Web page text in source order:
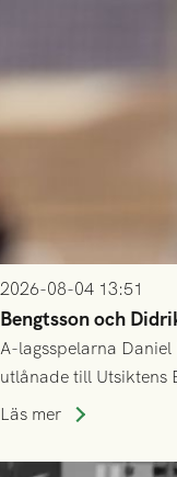
2026-08-04 13:51
Bengtsson och
A-lagsspelarna Daniel
utlånade till Utsiktens
speltid i Hestrafors
Läs mer